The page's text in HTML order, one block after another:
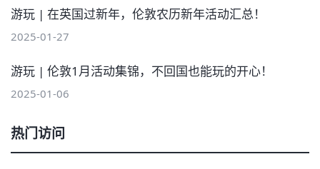
游玩 | 在英国过新年，伦敦农历新年活动汇总！
2025-01-27
游玩 | 伦敦1月活动集锦，不回国也能玩的开心！
2025-01-06
热门访问